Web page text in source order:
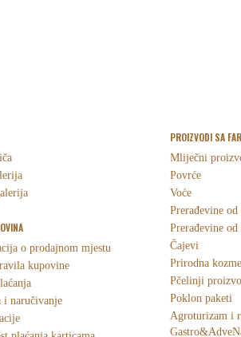
o prodajnom mjestu
kupovine
i naručivanje
PROIZVODI SA
Mliječni
Povrće
Voće
Prerađevine od
Prerađevine od
Čajevi
Prirodna
Pčelinji
Poklon paketi
Agroturizam i